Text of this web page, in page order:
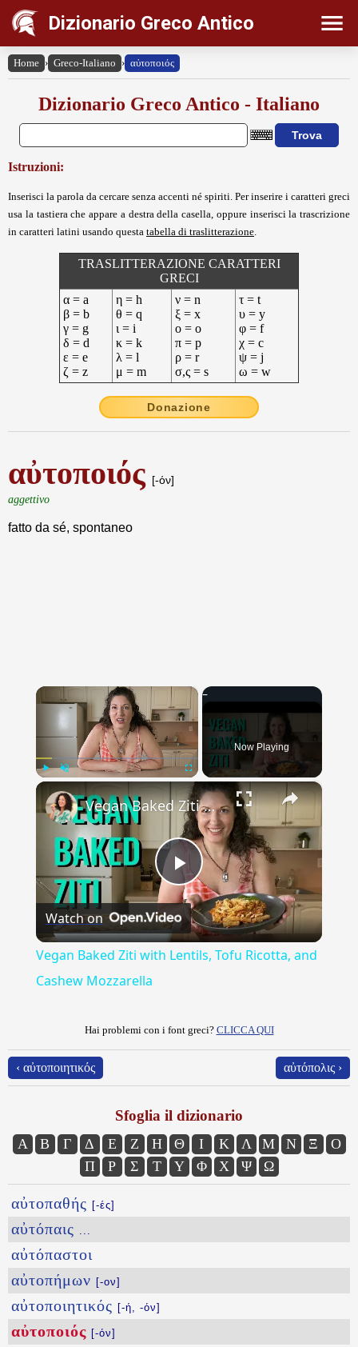
Dizionario Greco Antico
Home › Greco-Italiano › αὐτοποιός
Dizionario Greco Antico - Italiano
Istruzioni:
Inserisci la parola da cercare senza accenti né spiriti. Per inserire i caratteri greci
usa la tastiera che appare a destra della casella, oppure inserisci la trascrizione
in caratteri latini usando questa tabella di traslitterazione
TRASLITTERAZIONE CARATTERI
GRECI
α = a
β = b
γ = g
δ = d
ε = e
ζ = z
η = h
θ = q
ι = i
κ = k
λ = l
μ = m
ν = n
ξ = x
ο = o
π = p
ρ = r
σ,ς = s
τ = t
υ = y
φ = f
χ = c
ψ = j
ω = w
Donazione
αὐτοποιός [-όν]
aggettivo
fatto da sé, spontaneo
×
Fullscreen
Now Playing
×
Play
Video
Vegan Baked Ziti with Lentils, Tofu Ricotta, and Cashew Mozzarella
Watch on
Vegan Baked Ziti with Lentils, Tofu Ricotta, and
Cashew Mozzarella
Hai problemi con i font greci? CLICCA QUI
‹ αὐτοποιητικός αὐτόπολις ›
Sfoglia il dizionario
Α Β Γ Δ Ε Ζ Η Θ Ι Κ Λ Μ Ν Ξ
Ο
Π
Ρ Σ Τ Υ Φ Χ Ψ Ω
αὐτοπαθής [-ές]
αὐτόπαις ...
αὐτόπαστοι
αὐτοπήμων [-ον]
αὐτοποιητικός [-ή, -όν]
αὐτοποιός [-όν]